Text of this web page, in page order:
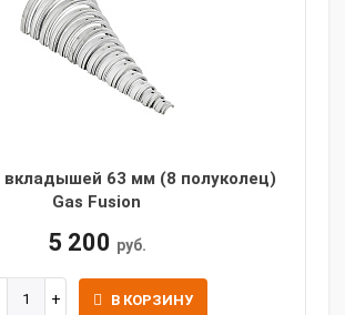
вкладышей 63 мм (8 полуколец)
Gas Fusion
5 200 руб.
В КОРЗИНУ